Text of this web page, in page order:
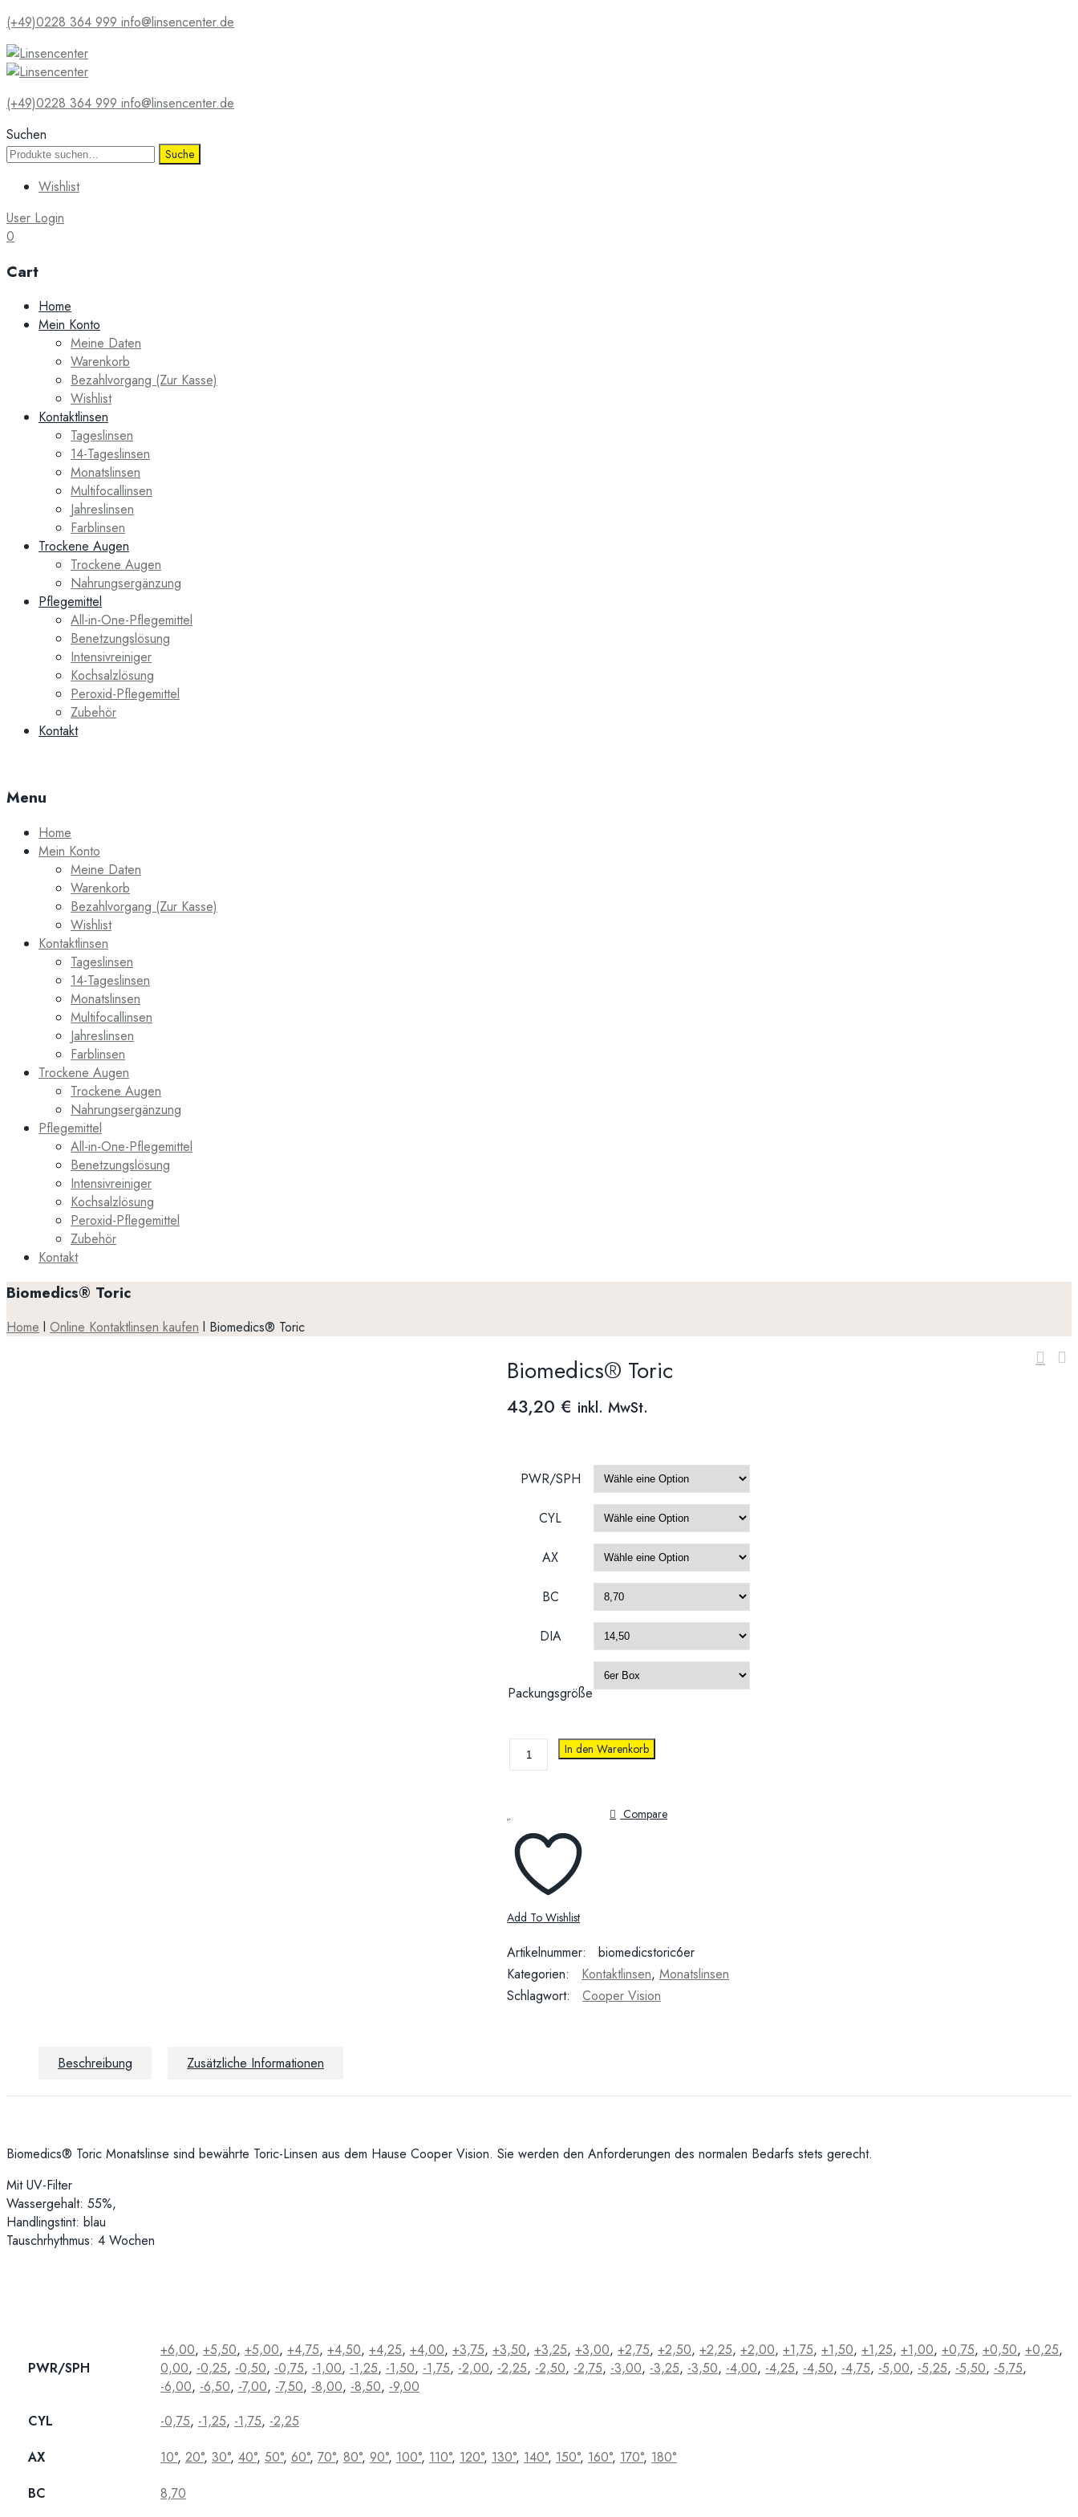
(+49)0228 364 999 info@linsencenter.de
(+49)0228 364 999 info@linsencenter.de
Suchen
Suche
Suche
Wishlist
User Login
0
Cart
Skip
Home
Mein Konto
Meine Daten
Warenkorb
Bezahlvorgang (Zur Kasse)
Wishlist
Kontaktlinsen
Tageslinsen
14-Tageslinsen
Monatslinsen
Multifocallinsen
Jahreslinsen
Farblinsen
Trockene Augen
Trockene Augen
Nahrungsergänzung
Pflegemittel
All-in-One-Pflegemittel
Benetzungslösung
Intensivreiniger
Kochsalzlösung
Peroxid-Pflegemittel
Zubehör
Kontakt
Menu
Home
Mein Konto
Meine Daten
Warenkorb
Bezahlvorgang (Zur Kasse)
Wishlist
Kontaktlinsen
Tageslinsen
14-Tageslinsen
Monatslinsen
Multifocallinsen
Jahreslinsen
Farblinsen
Trockene Augen
Trockene Augen
Nahrungsergänzung
Pflegemittel
All-in-One-Pflegemittel
Benetzungslösung
Intensivreiniger
Kochsalzlösung
Peroxid-Pflegemittel
Zubehör
Kontakt
Biomedics® Toric
Home l Online Kontaktlinsen kaufen l Biomedics® Toric
Biomedics® Toric
43,20€ inkl. MwSt.
PWR/SPH
CYL
AX
BC
DIA
Packungsgröße
Biomedics®
Toric
In den Warenkorb
Add To Wishlist
Compare
Artikelnummer:
biomedicstoric6er
Kategorien:
Kontaktlinsen,Monatslinsen
Schlagwort:
Cooper Vision
Beschreibung Zusätzliche Informationen
Biomedics® Toric Monatslinse sind bewährte Toric-Linsen aus dem Hause Cooper Vision. Sie werden den Anforderungen des normalen Bedarfs stets gerecht.
Mit UV-Filter
Wassergehalt: 55%,
Handlingstint: blau
Tauschrhythmus: 4 Wochen
PWR/SPH
+6,00, +5,50, +5,00, +4,75, +4,50, +4,25, +4,00, +3,75, +3,50, +3,25, +3,00, +2,75, +2,50, +2,25, +2,00, +1,75, +1,50, +1,25, +1,00, +0,75, +0,50, +0,25,
0,00, -0,25, -0,50, -0,75, -1,00, -1,25, -1,50, -1,75, -2,00, -2,25, -2,50, -2,75, -3,00, -3,25, -3,50, -4,00, -4,25, -4,50, -4,75, -5,00, -5,25, -5,50, -5,75,
-6,00, -6,50, -7,00, -7,50, -8,00, -8,50, -9,00
CYL
-0,75, -1,25, -1,75, -2,25
AX
10°, 20°, 30°, 40°, 50°, 60°, 70°, 80°, 90°, 100°, 110°, 120°, 130°, 140°, 150°, 160°, 170°, 180°
BC
8,70